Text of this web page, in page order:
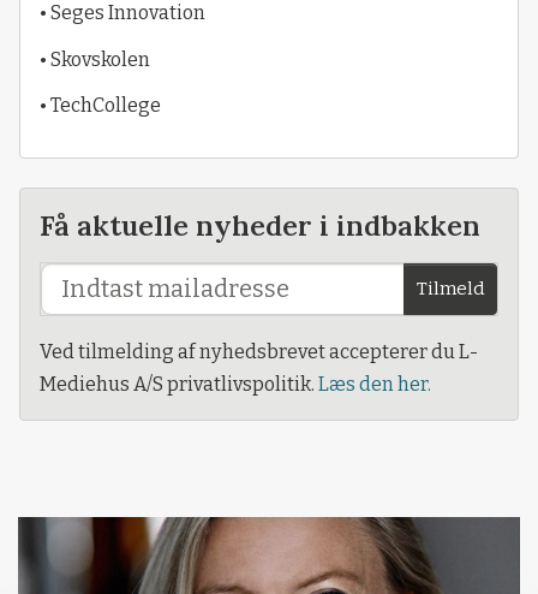
• Seges Innovation
• Skovskolen
• TechCollege
Få aktuelle nyheder i indbakken
Tilmeld
Ved tilmelding af nyhedsbrevet accepterer du L-
Mediehus A/S privatlivspolitik. Læs den her.